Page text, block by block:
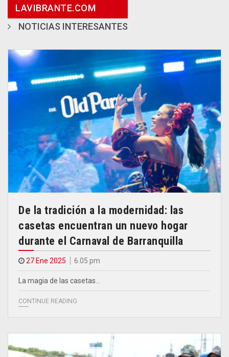
LAVIBRANTE.COM
NOTICIAS INTERESANTES
De la tradición a la modernidad: las
casetas encuentran un nuevo hogar
durante el Carnaval de Barranquilla
27 Ene 2025 6.05 pm
La magia de las casetas…
CONTINUE READING